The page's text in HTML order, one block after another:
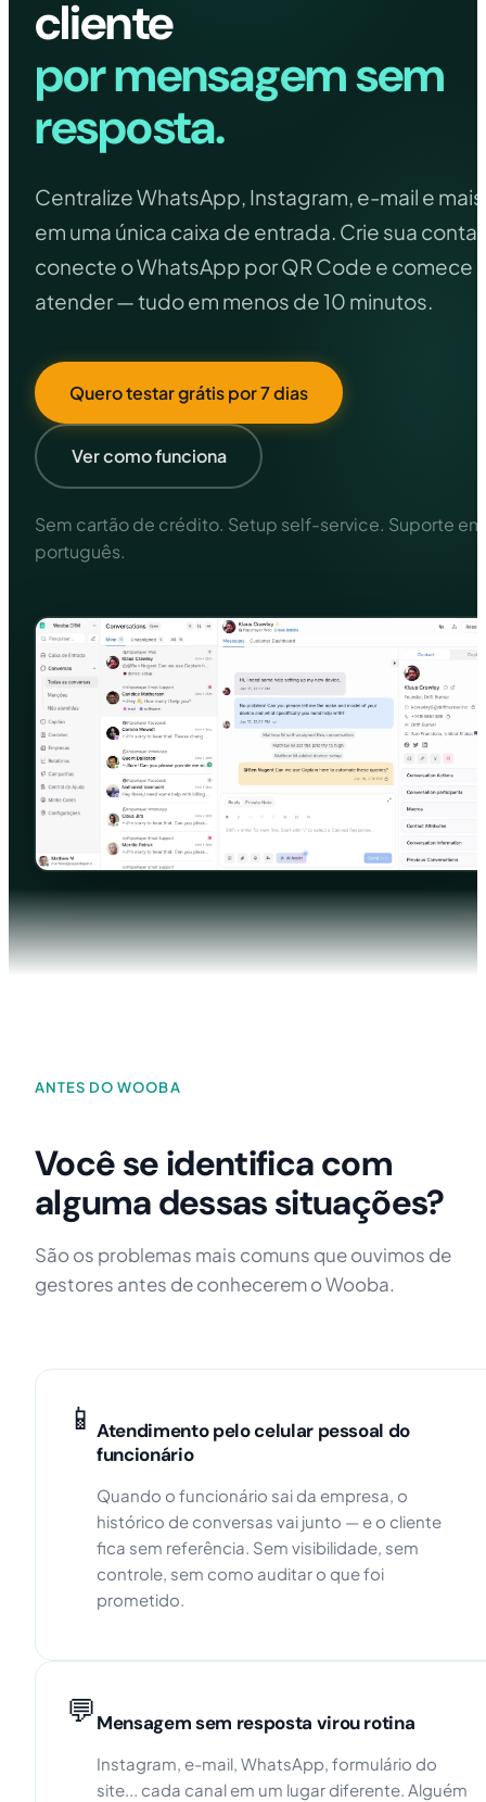
Agendamentos, dúvidas e relacionamento
com pacientes.
Oficinas e Auto Centers
cliente
por mensagem sem
resposta.
Centralize WhatsApp, Instagram, e-mail e mais
em uma única caixa de entrada. Crie sua conta,
conecte o WhatsApp por QR Code e comece
atender — tudo em menos de 10 minutos.
Quero testar grátis por 7 dias
Ver como funciona
Sem cartão de crédito. Setup self-service. Suporte em
português.
ANTES DO WOOBA
Você se identifica com
alguma dessas situações?
São os problemas mais comuns que ouvimos de
gestores antes de conhecerem o Wooba.
📱 Atendimento pelo celular pessoal do
funcionário
Quando o funcionário sai da empresa, o
histórico de conversas vai junto — e o cliente
fica sem referência. Sem visibilidade, sem
controle, sem como auditar o que foi
prometido.
💬Mensagem sem resposta virou rotina
Instagram, e-mail, WhatsApp, formulário do
site... cada canal em um lugar diferente. Alguém